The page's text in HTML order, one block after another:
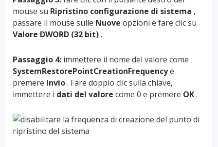
mouse su Ripristino configurazione di sistema ,
passare il mouse sulle Nuove opzioni e fare clic su
Valore DWORD (32 bit).
Passaggio 4: immettere il nome del valore come
SystemRestorePointCreationFrequencye
premere Invio. Fare doppio clic sulla chiave,
immettere i dati del valore come 0 e premere OK.